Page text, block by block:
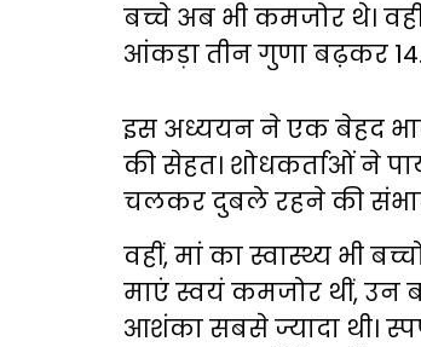
बच्चे अब भी कमजोर थे।
आंकड़ा तीन गुणा बढ़कर
इस अध्ययन ने एक बेहद
की सेहत। शोधकर्ताओं ने
चलकर दुबले रहने की
वहीं, मां का स्वास्थ्य भी
माएं स्वयं कमजोर थीं, उन
आशंका सबसे ज्यादा थी।